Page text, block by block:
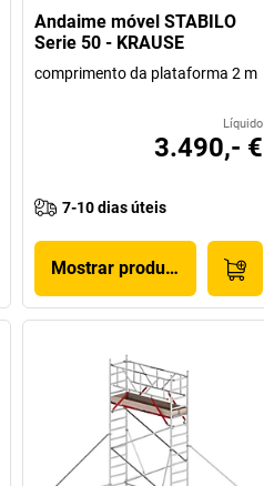
Andaime móvel STABILO
Serie 50 - KRAUSE
comprimento da plataforma 2 m
Líquido
3.490,- €
7-10 dias úteis
Mostrar produto